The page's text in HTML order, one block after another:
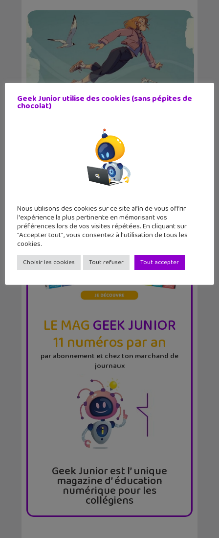
Lecture d’été 2026 #6 : Là où danse le
LE MAGGEEK JUNIOR
11 numéros par an
par abonnement et chez ton marchand de
journaux
Geek Junior est l’ unique
magazine d’ éducation
numérique pour les
collégiens
Geek Junior utilise des cookies (sans pépites de
chocolat)
Nous utilisons des cookies sur ce site afin de vous offrir
l'expérience la plus pertinente en mémorisant vos
préférences lors de vos visites répétées. En cliquant sur
"Accepter tout", vous consentez à l'utilisation de tous les
cookies.
Choisir les cookies Tout refuser Tout accepter